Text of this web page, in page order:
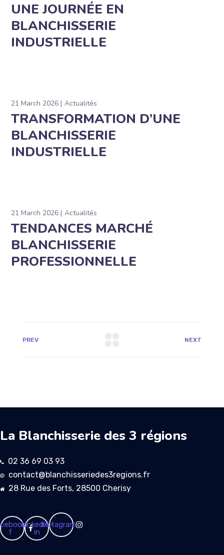
UNE JOURNÉE EN
BLANCHISSERIE
INDUSTRIELLE
21 March 2026 Actualités
TRANSFORMATION D’UNE
BLANCHISSERIE
INDUSTRIELLE
21 March 2026 Actualités
TENDANCES MARCHÉ
BLANCHISSERIE
PROFESSIONNELLE
PREV NEXT
La Blanchisserie des 3 régions
02 36 69 03 93
contact@blanchisseriedes3regions.fr
28 Rue des Forts, 28500 Cherisy
f
Linkedin-
in
Instagram